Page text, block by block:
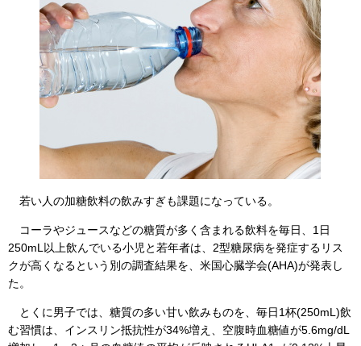
若い人の加糖飲料の飲みすぎも課題になっている。
コーラやジュースなどの糖質が多く含まれる飲料を毎日、1日
250mL以上飲んでいる小児と若年者は、2型糖尿病を発症するリス
クが高くなるという別の調査結果を、米国心臓学会(AHA)が発表し
た。
とくに男子では、糖質の多い甘い飲みものを、毎日1杯(250mL)飲
む習慣は、インスリン抵抗性が34%増え、空腹時血糖値が5.6mg/dL